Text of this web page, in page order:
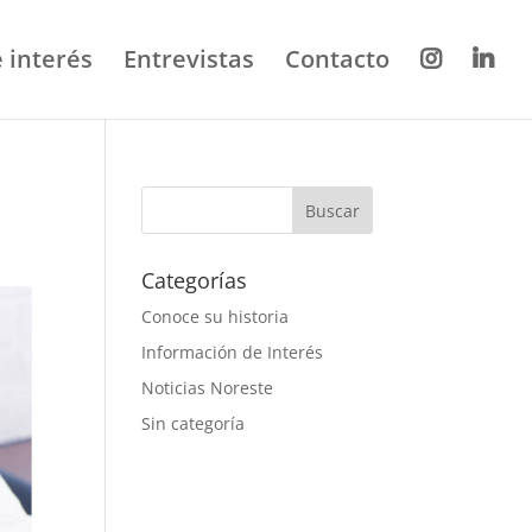
interés Entrevistas Contacto
Categorías
Conoce su historia
Información de Interés
Noticias Noreste
Sin categoría